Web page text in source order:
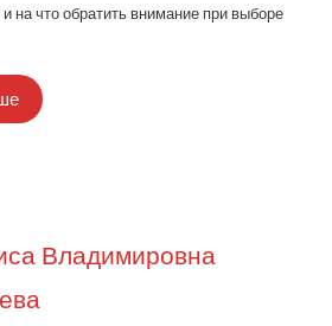
на что обратить внимание при выборе
Владимировна